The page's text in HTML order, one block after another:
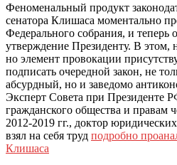
Феноменальный продукт
сенатора Клишаса моментально
Федерального собрания, и теперь
утверждение Президенту. В этом,
но элемент провокации
подписать очередной закон, не
абсурдный, но и заведомо
Эксперт Совета при Президенте
гражданского общества и правам
2012-2019 гг., доктор
взял на себя труд подробно
Клишаса